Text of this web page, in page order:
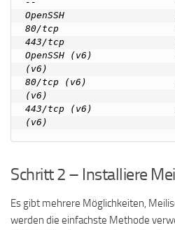
OpenSSH
80/tcp
443/tcp
OpenSSH (v6)
(v6)
80/tcp (v6)
(v6)
443/tcp (v6)
Schritt 2 – Installiere
Es gibt mehrere Möglichkeiten,
werden die einfachste Methode